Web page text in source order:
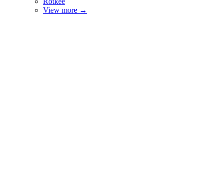
View more →